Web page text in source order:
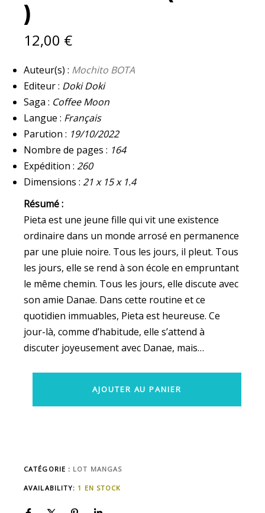
)
12,00 €
Auteur(s) : Mochito BOTA
Editeur : Doki Doki
Saga : Coffee Moon
Langue : Français
Parution : 19/10/2022
Nombre de pages : 164
Expédition : 260
Dimensions : 21 x 15 x 1.4
Résumé :
Pieta est une jeune fille qui vit une existence
ordinaire dans un monde arrosé en permanence
par une pluie noire. Tous les jours, il pleut. Tous
les jours, elle se rend à son école en empruntant
le même chemin. Tous les jours, elle discute avec
son amie Danae. Dans cette routine et ce
quotidien immuables, Pieta est heureuse. Ce
jour-là, comme d’habitude, elle s’attend à
discuter joyeusement avec Danae, mais…
NEUF
QUANTITY
AJOUTER AU PANIER
CATÉGORIE : LOT MANGAS
AVAILABILITY: 1 EN STOCK